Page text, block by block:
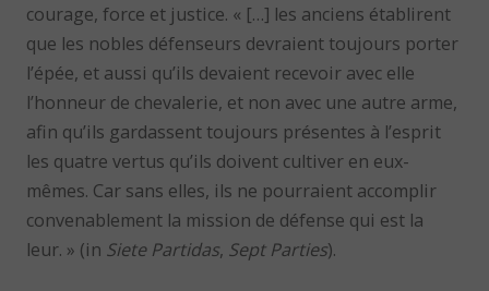
courage, force et justice. « […] les anciens établirent
que les nobles défenseurs devraient toujours porter
l’épée, et aussi qu’ils devaient recevoir avec elle
l’honneur de chevalerie, et non avec une autre arme,
afin qu’ils gardassent toujours présentes à l’esprit
les quatre vertus qu’ils doivent cultiver en eux-
mêmes. Car sans elles, ils ne pourraient accomplir
convenablement la mission de défense qui est la
leur. » (in Siete Partidas, Sept Parties).